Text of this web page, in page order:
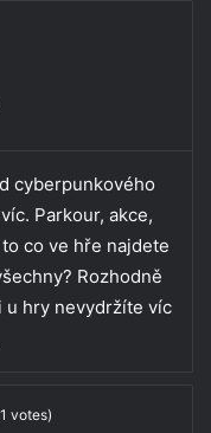
cyberpunkového
Parkour, akce,
co ve hře najdete
Rozhodně
u hry nevydržíte víc
1 votes)